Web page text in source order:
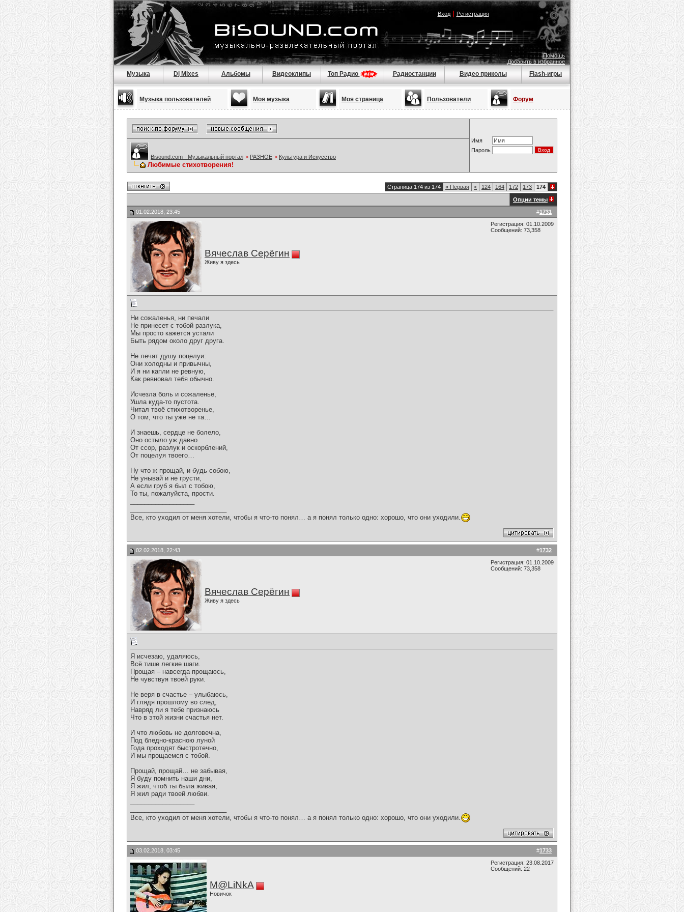
Вход| Регистрация
Помощь
Добавить в избранное
Музыка Dj Mixes Альбомы Видеоклипы Топ Радио Радиостанции Видео приколы Flash-игры
Музыка пользователей Моя музыка Моя страница Пользователи Форум
Имя
Пароль
Bisound.com - Музыкальный портал > РАЗНОЕ > Культура и Искусство
Любимые стихотворения!
Страница 174 из 174 « Первая < 124 164 172 173 174
Опции темы
#1731
01.02.2018, 23:45
Вячеслав Серёгин
Живу я здесь
Регистрация: 01.10.2009
Сообщений: 73,358
Ни сожаленья, ни печали
Не принесет с тобой разлука,
Мы просто кажется устали
Быть рядом около друг друга.
Не лечат душу поцелуи:
Они холодны и привычны,
И я ни капли не ревную,
Как ревновал тебя обычно.
Исчезла боль и сожаленье,
Ушла куда-то пустота.
Читал твоё стихотворенье,
О том, что ты уже не та…
И знаешь, сердце не болело,
Оно остыло уж давно
От ссор, разлук и оскорблений,
От поцелуя твоего…
Ну что ж прощай, и будь собою,
Не унывай и не грусти,
А если груб я был с тобою,
То ты, пожалуйста, прости.
Все, кто уходил от меня хотели, чтобы я что-то понял… а я понял только одно: хорошо, что они уходили.
#1732
02.02.2018, 22:43
Вячеслав Серёгин
Живу я здесь
Регистрация: 01.10.2009
Сообщений: 73,358
Я исчезаю, удаляюсь,
Всё тише легкие шаги.
Прощая – навсегда прощаюсь,
Не чувствуя твоей руки.
Не веря в счастье – улыбаюсь,
И глядя прошлому во след,
Навряд ли я тебе признаюсь
Что в этой жизни счастья нет.
И что любовь не долговечна,
Под бледно-красною луной
Года проходят быстротечно,
И мы прощаемся с тобой.
Прощай, прощай… не забывая,
Я буду помнить наши дни,
Я жил, чтоб ты была живая,
Я жил ради твоей любви.
Все, кто уходил от меня хотели, чтобы я что-то понял… а я понял только одно: хорошо, что они уходили.
#1733
03.02.2018, 03:45
M@LiNkA
Новичок
Регистрация: 23.08.2017
Сообщений: 22